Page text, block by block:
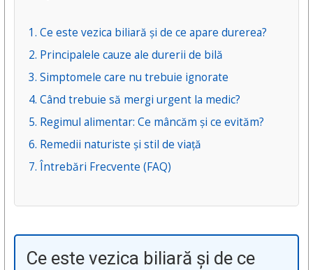
1. Ce este vezica biliară și de ce apare durerea?
2. Principalele cauze ale durerii de bilă
3. Simptomele care nu trebuie ignorate
4. Când trebuie să mergi urgent la medic?
5. Regimul alimentar: Ce mâncăm și ce evităm?
6. Remedii naturiste și stil de viață
7. Întrebări Frecvente (FAQ)
Ce este vezica biliară și de ce